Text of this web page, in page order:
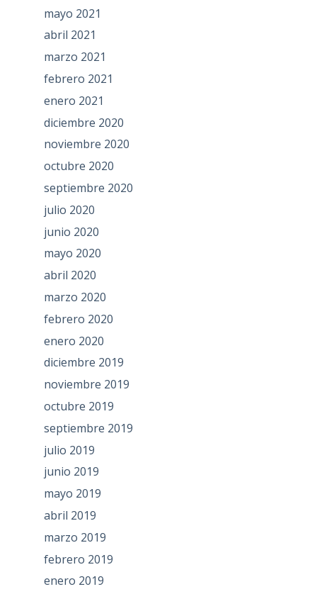
mayo 2021
abril 2021
marzo 2021
febrero 2021
enero 2021
diciembre 2020
noviembre 2020
octubre 2020
septiembre 2020
julio 2020
junio 2020
mayo 2020
abril 2020
marzo 2020
febrero 2020
enero 2020
diciembre 2019
noviembre 2019
octubre 2019
septiembre 2019
julio 2019
junio 2019
mayo 2019
abril 2019
marzo 2019
febrero 2019
enero 2019